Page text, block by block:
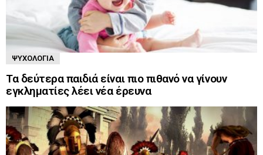
ΨΥΧΟΛΟΓΊΑ
Τα δεύτερα παιδιά είναι πιο πιθανό να γίνουν
εγκληματίες λέει νέα έρευνα